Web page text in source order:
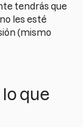
tendrás que
les esté
(mismo
que